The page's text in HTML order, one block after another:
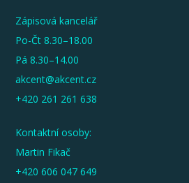
Zápisová kancelář
Po-Čt 8.30–18.00
Pá 8.30–14.00
akcent@akcent.cz
+420 261 261 638
Kontaktní osoby:
Martin Fikač
+420 606 047 649